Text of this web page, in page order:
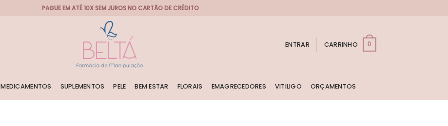
PAGUE EM ATÉ 10X SEM JUROS NO CARTÃO DE CRÉDITO
ENTRAR CARRINHO 0
MEDICAMENTOS SUPLEMENTOS PELE BEM ESTAR FLORAIS EMAGRECEDORES VITILIGO ORÇAMENTOS